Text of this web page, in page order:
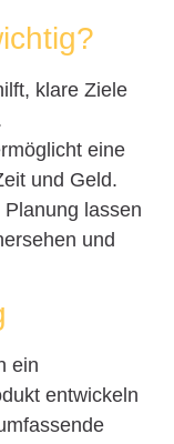
klare Ziele
eine
und Geld.
Planung lassen
und
ein
entwickeln